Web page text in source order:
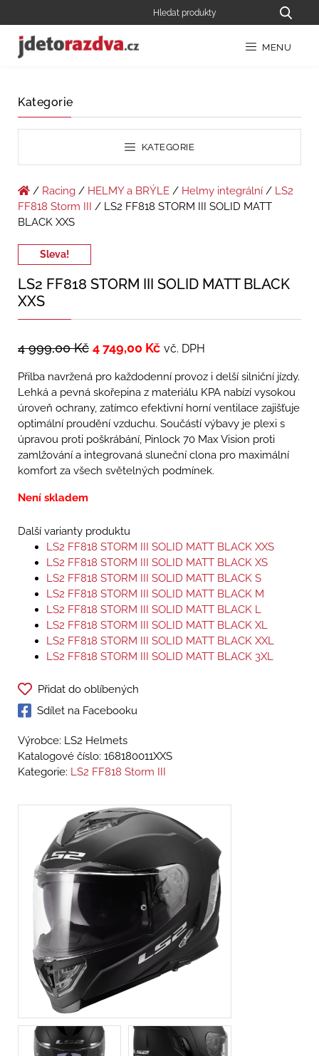
MENU
Kategorie
KATEGORIE
/ Racing / HELMY a BRÝLE / Helmy integrální / LS2
FF818 Storm III
/ LS2 FF818 STORM III SOLID MATT
BLACK XXS
Sleva!
LS2 FF818 STORM III SOLID MATT BLACK
XXS
4 999,00Kč 4 749,00 Kč vč. DPH
Přilba navržená pro každodenní provoz i delší silniční jízdy.
Lehká a pevná skořepina z materiálu KPA nabízí vysokou
úroveň ochrany, zatímco efektivní horní ventilace zajišťuje
optimální proudění vzduchu. Součástí výbavy je plexi s
úpravou proti poškrábání, Pinlock 70 Max Vision proti
zamlžování a integrovaná sluneční clona pro maximální
komfort za všech světelných podmínek.
Není skladem
Další varianty produktu
LS2 FF818 STORM III SOLID MATT BLACK XXS
LS2 FF818 STORM III SOLID MATT BLACK XS
LS2 FF818 STORM III SOLID MATT BLACK S
LS2 FF818 STORM III SOLID MATT BLACK M
LS2 FF818 STORM III SOLID MATT BLACK L
LS2 FF818 STORM III SOLID MATT BLACK XL
LS2 FF818 STORM III SOLID MATT BLACK XXL
LS2 FF818 STORM III SOLID MATT BLACK 3XL
Přidat do oblíbených
Sdílet na Facebooku
Výrobce: LS2 Helmets
Katalogové číslo: 168180011XXS
Kategorie: LS2 FF818 Storm III